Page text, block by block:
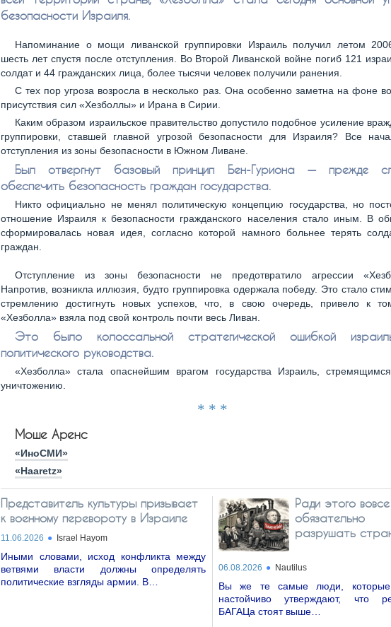
безопасности Израиля.
Напоминание о мощи ливанской группировки Израиль получил летом
шесть лет спустя после отступления. Во Второй Ливанской войне погиб 121
солдат и 44 гражданских лица, более тысячи человек получили ранения.
С тех пор угроза возросла в несколько раз. Она особенно заметна на фоне
присутствия сил «Хезболлы» и Ирана в Сирии.
Каким образом израильское правительство допустило подобное усиление
группировки, ставшей главной угрозой безопасности для Израиля? Все
отступления из зоны безопасности в Южном Ливане.
Был отвергнут базовый принцип Бен-Гуриона — прежде
обеспечить безопасность граждан государства.
Никто официально не менял политическую концепцию государства, но
отношение Израиля к безопасности гражданского населения стало иным. В
сформировалась новая идея, согласно которой намного больнее терять
граждан.
Отступление из зоны безопасности не предотвратило агрессии
Напротив, возникла иллюзия, будто группировка одержала победу. Это стало
стремлению достигнуть новых успехов, что, в свою очередь, привело к
«Хезболла» взяла под свой контроль почти весь Ливан.
Это было колоссальной стратегической ошибкой
политического руководства.
«Хезболла» стала опаснейшим врагом государства Израиль,
уничтожению.
* * *
Моше Аренс
«ИноСМИ»
«Haaretz»
Представитель культуры призывает
к военному перевороту в Израиле
11.06.2026 Israel Hayom
Иными словами, исход конфликта между
ветвями власти должны определять
политические взгляды армии. В…
Ради этого
обязательно
разрушать
06.08.2026 Nautilus
Вы же те самые люди, которые
настойчиво утверждают, что
БАГАЦа стоят выше…